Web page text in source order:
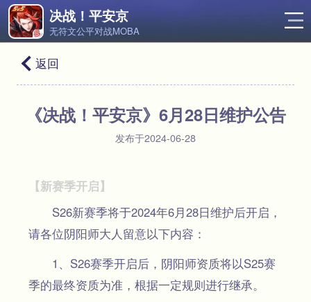
决战！平安京
无符文公平对战MOBA
返回
《决战！平安京》6月28日维护公告
发布于2024-06-28
​​【新赛季开启】
S26新赛季将于2024年6月28日维护后开启，
请各位阴阳师大人留意以下内容：
1、S26赛季开启后，阴阳师资质将以S25赛
季的最终资质为准，根据一定规则进行继承。